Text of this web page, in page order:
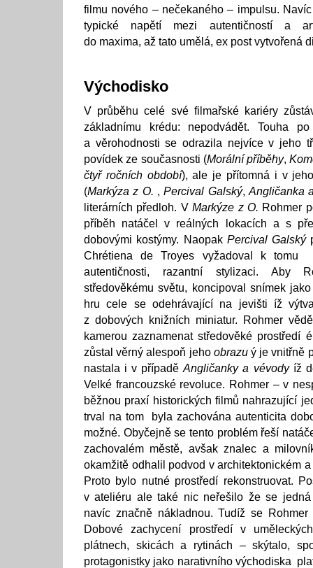
filmu nového – nečekaného – impulsu.
typické napětí mezi autentičností a
do maxima, až tato umělá, ex post vytvořená
Východisko
V průběhu celé své filmařské kariéry
základnímu krédu: nepodvádět. Touha
a věrohodnosti se odrazila nejvíce v jeho
povídek ze současnosti (Morální příběhy,
čtyř ročních období), ale je přítomná i v
(Markýza z O. ,Percival Galský, Angličanka
literárních předloh. VMarkýze z O. Rohmer
příběh natáčel v reálných lokacích a s
dobovými kostýmy. Naopak Percival Galský
Chrétiena de Troyes vyžadoval k tomu
autentičnosti, razantní stylizaci. Aby
středověkému světu, koncipoval snímek
hru cele se odehrávající na jevišti íž
z dobových knižních miniatur. Rohmer
kamerou zaznamenat středověké prostředí
zůstal věrný alespoň jeho obrazuý je vnitřně
nastala i v případěAngličanky a vévodyíž
Velké francouzské revoluce. Rohmer – v
běžnou praxí historických filmů nahrazující
trval na tom byla zachována autenticita
možné. Obyčejně se tento problém řeší
zachovalém městě, avšak znalec a
okamžitě odhalil podvod v architektonickém
Proto bylo nutné prostředí rekonstruovat.
v ateliéru ale také nic neřešilo že se jedná
navíc značně nákladnou. Tudíž se
Dobové zachycení prostředí v
plátnech, skicách a rytinách – skýtalo,
protagonistky jako narativního východiska